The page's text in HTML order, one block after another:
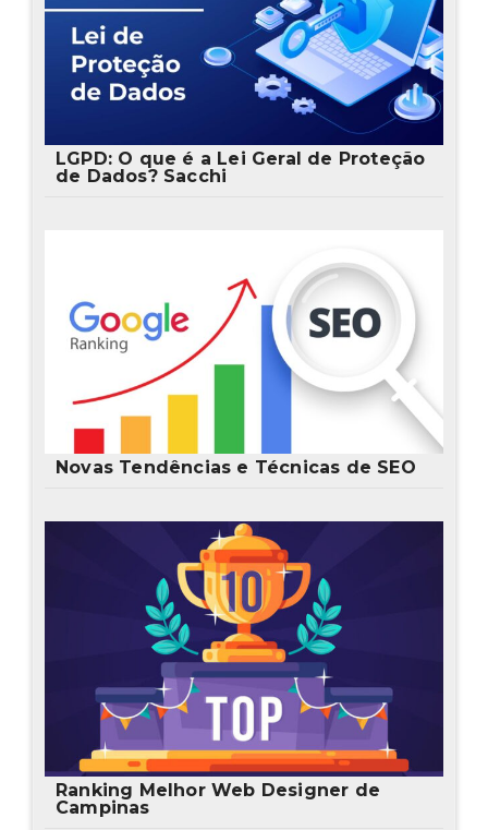
LGPD: O que é a Lei Geral de Proteção
de Dados? Sacchi
Novas Tendências e Técnicas de SEO
Ranking Melhor Web Designer de
Campinas